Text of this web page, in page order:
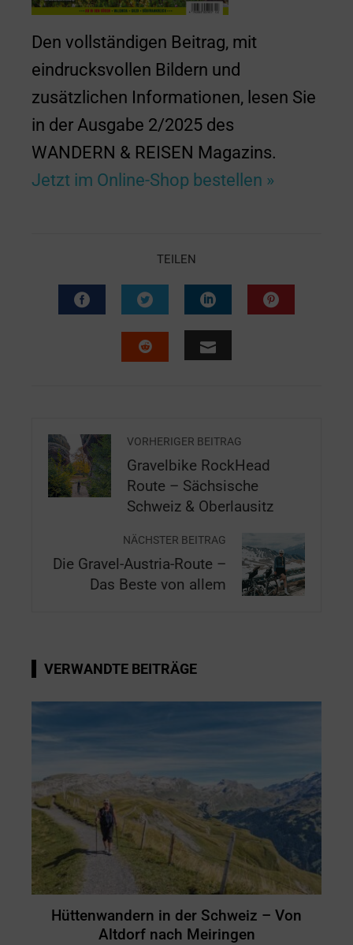
Den vollständigen Beitrag, mit
eindrucksvollen Bildern und
zusätzlichen Informationen, lesen Sie
in der Ausgabe 2/2025 des
WANDERN & REISEN Magazins.
Jetzt im Online-Shop bestellen »
TEILEN
VORHERIGER BEITRAG
Gravelbike RockHead
Route – Sächsische
Schweiz & Oberlausitz
NÄCHSTER BEITRAG
Die Gravel-Austria-Route –
Das Beste von allem
VERWANDTE BEITRÄGE
Hüttenwandern in der Schweiz – Von
Altdorf nach Meiringen